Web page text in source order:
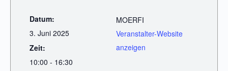
Datum:
3. Juni 2025
Zeit:
10:00 - 16:30
MOERFI
Veranstalter-Website
anzeigen